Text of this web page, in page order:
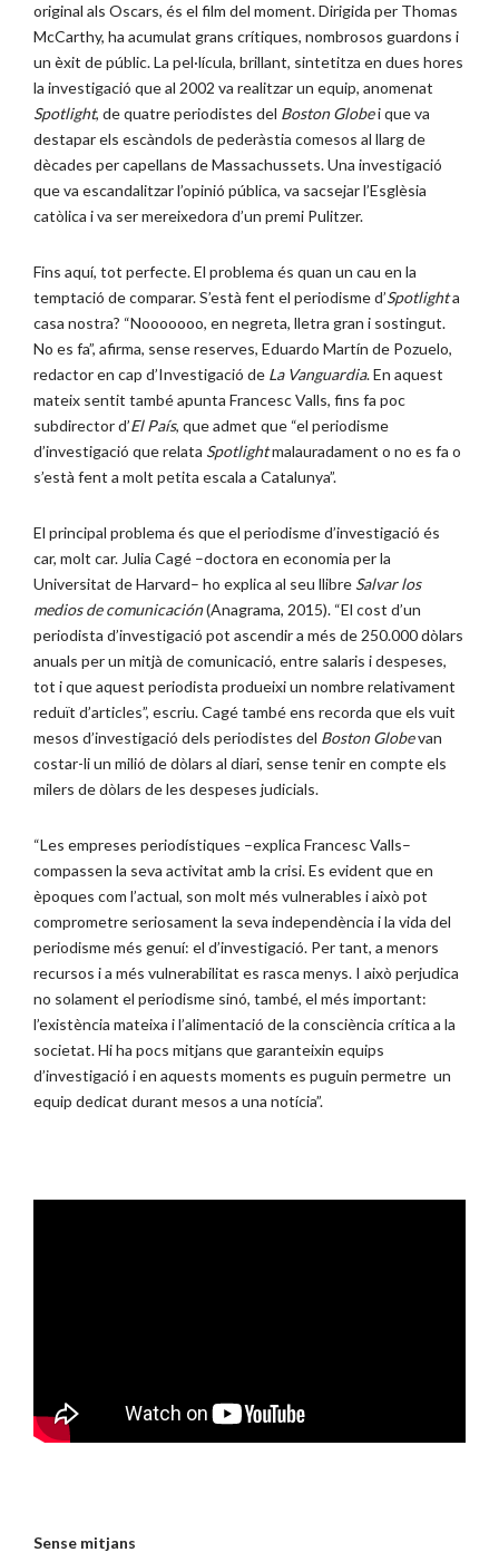
original als Oscars, és el film del moment. Dirigida per Thomas
McCarthy, ha acumulat grans crítiques, nombrosos guardons i
un èxit de públic. La pel·lícula, brillant, sintetitza en dues hores
la investigació que al 2002 va realitzar un equip, anomenat
Spotlight, de quatre periodistes del Boston Globei que va
destapar els escàndols de pederàstia comesos al llarg de
dècades per capellans de Massachussets. Una investigació
que va escandalitzar l’opinió pública, va sacsejar l’Esglèsia
catòlica i va ser mereixedora d’un premi Pulitzer.
Fins aquí, tot perfecte. El problema és quan un cau en la
temptació de comparar. S’està fent el periodisme d’Spotlighta
casa nostra? “Nooooooo, en negreta, lletra gran i sostingut.
No es fa”, afirma, sense reserves, Eduardo Martín de Pozuelo,
redactor en cap d’Investigació de La Vanguardia. En aquest
mateix sentit també apunta Francesc Valls, fins fa poc
subdirector d’El País, que admet que “el periodisme
d’investigació que relata Spotlightmalauradament o no es fa o
s’està fent a molt petita escala a Catalunya”.
El principal problema és que el periodisme d’investigació és
car, molt car. Julia Cagé –doctora en economia per la
Universitat de Harvard– ho explica al seu llibre Salvar los
medios de comunicación(Anagrama, 2015). “El cost d’un
periodista d’investigació pot ascendir a més de 250.000 dòlars
anuals per un mitjà de comunicació, entre salaris i despeses,
tot i que aquest periodista produeixi un nombre relativament
reduït d’articles”, escriu. Cagé també ens recorda que els vuit
mesos d’investigació dels periodistes del Boston Globevan
costar-li un milió de dòlars al diari, sense tenir en compte els
milers de dòlars de les despeses judicials.
“Les empreses periodístiques –explica Francesc Valls–
compassen la seva activitat amb la crisi. Es evident que en
èpoques com l’actual, son molt més vulnerables i això pot
comprometre seriosament la seva independència i la vida del
periodisme més genuí: el d’investigació. Per tant, a menors
recursos i a més vulnerabilitat es rasca menys. I això perjudica
no solament el periodisme sinó, també, el més important:
l’existència mateixa i l’alimentació de la consciència crítica a la
societat. Hi ha pocs mitjans que garanteixin equips
d’investigació i en aquests moments es puguin permetre un
equip dedicat durant mesos a una notícia”.
Sense mitjans